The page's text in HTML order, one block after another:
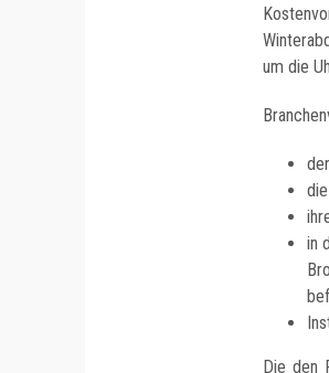
um die
in
Die den